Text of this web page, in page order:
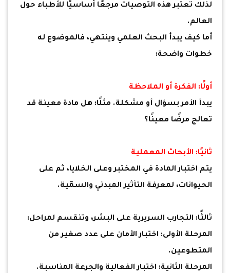
لذلك تُعتبر هذه التوصيات مرجعًا أساسيًا للأطباء حول
العالم.
أما كيف يبدأ البحث العلمي وينتهي، فالموضوع له
خطوات واضحة:
أولًا: الفكرة أو الملاحظة
يبدأ الأمر بسؤال أو مشكلة. مثلًا: هل مادة معينة قد
تعالج مرضًا معينًا؟
ثانيًا: الأبحاث المعملية
يتم اختبار المادة في المختبر وعلى الخلايا، ثم على
الحيوانات، لمعرفة التأثير المبدئي والسمّية.
ثالثًا: التجارب السريرية على البشر، وتنقسم لمراحل:
المرحلة الأولى: اختبار الأمان على عدد صغير من
المتطوعين.
المرحلة الثانية: اختبار الفعالية والجرعة المناسبة.